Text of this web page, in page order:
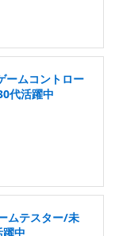
ームコントロー
代活躍中
ムテスター/未
中